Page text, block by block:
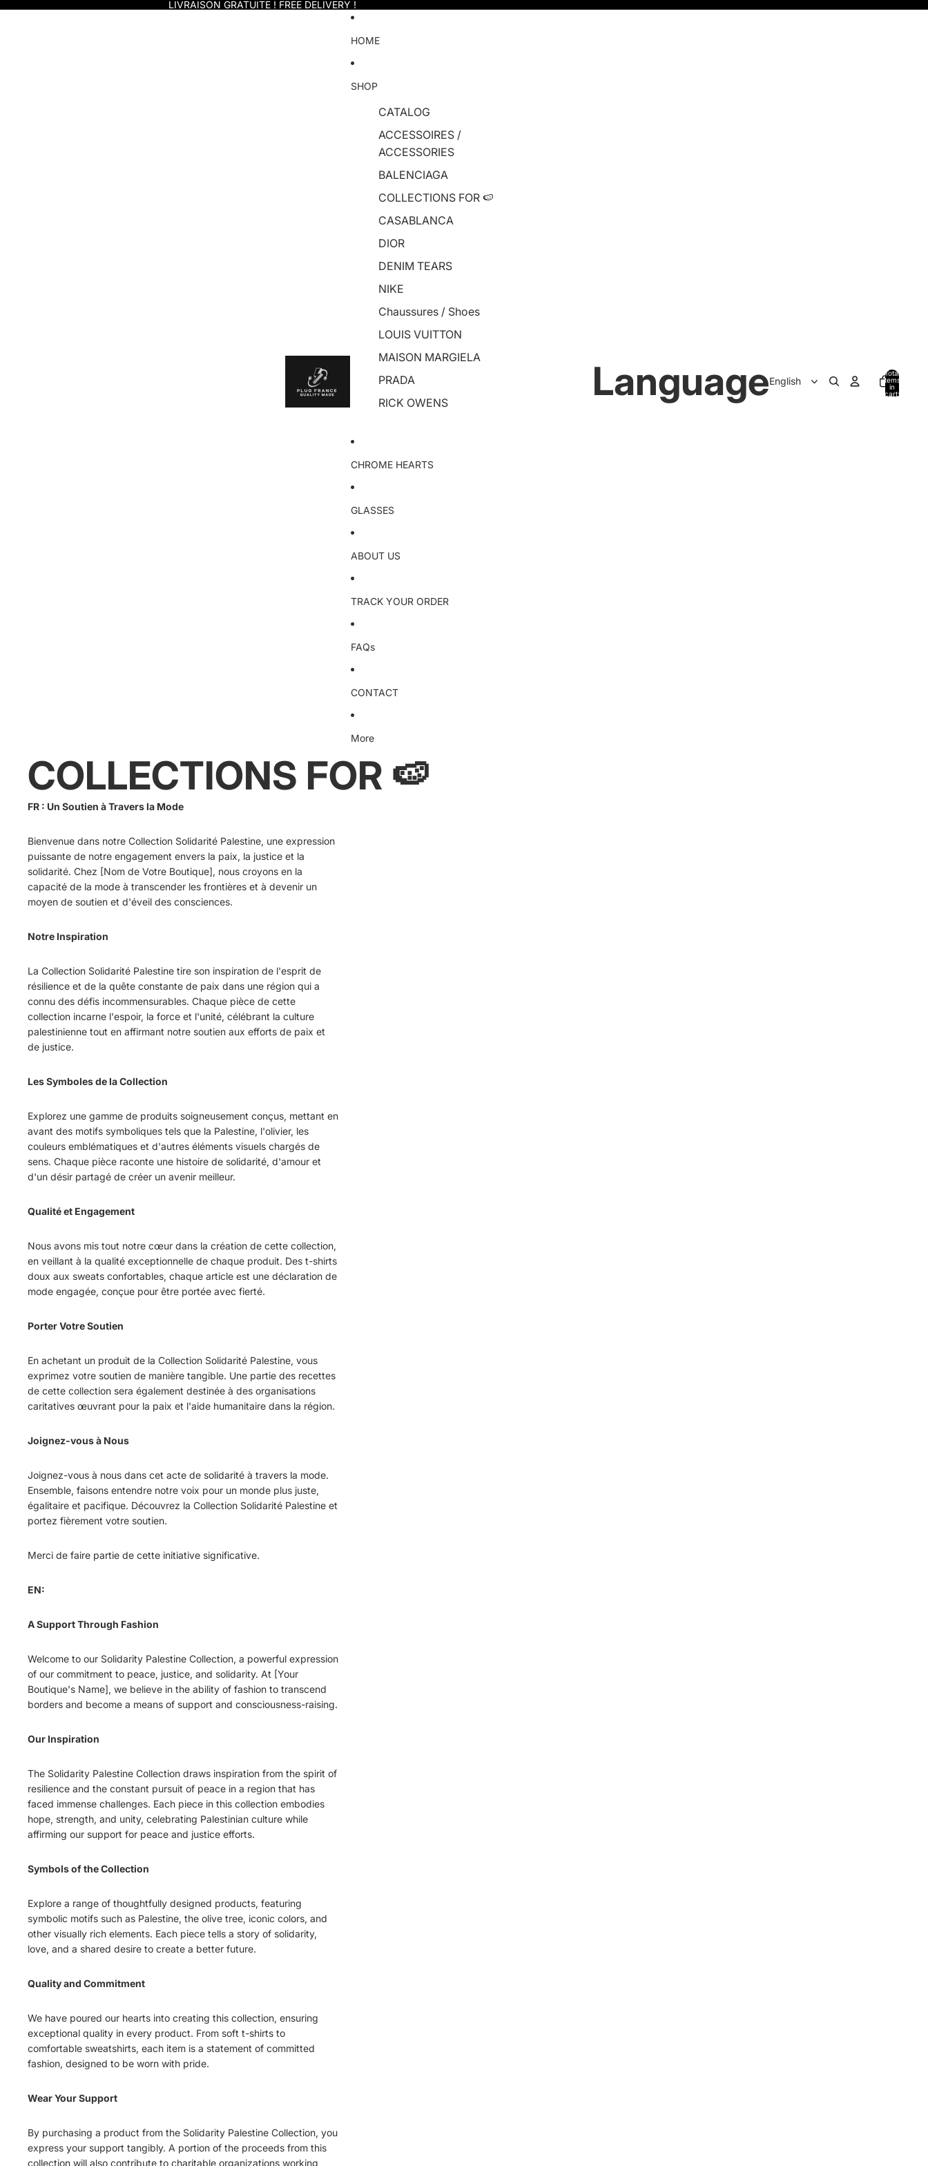
LIVRAISON GRATUITE ! FREE DELIVERY !
HOME
SHOP
CATALOG
ACCESSOIRES /
ACCESSORIES
BALENCIAGA
COLLECTIONS FOR 🍉
CASABLANCA
DIOR
DENIM TEARS
NIKE
Chaussures / Shoes
LOUIS VUITTON
MAISON MARGIELA
PRADA
RICK OWENS
CHROME HEARTS
GLASSES
ABOUT US
TRACK YOUR ORDER
FAQs
CONTACT
More
Language
Total
items
in
cart:
COLLECTIONS FOR 🍉
FR : Un Soutien à Travers la Mode
Bienvenue dans notre Collection Solidarité Palestine, une expression
puissante de notre engagement envers la paix, la justice et la
solidarité. Chez [Nom de Votre Boutique], nous croyons en la
capacité de la mode à transcender les frontières et à devenir un
moyen de soutien et d'éveil des consciences.
Notre Inspiration
La Collection Solidarité Palestine tire son inspiration de l'esprit de
résilience et de la quête constante de paix dans une région qui a
connu des défis incommensurables. Chaque pièce de cette
collection incarne l'espoir, la force et l'unité, célébrant la culture
palestinienne tout en affirmant notre soutien aux efforts de paix et
de justice.
Les Symboles de la Collection
Explorez une gamme de produits soigneusement conçus, mettant en
avant des motifs symboliques tels que la Palestine, l'olivier, les
couleurs emblématiques et d'autres éléments visuels chargés de
sens. Chaque pièce raconte une histoire de solidarité, d'amour et
d'un désir partagé de créer un avenir meilleur.
Qualité et Engagement
Nous avons mis tout notre cœur dans la création de cette collection,
en veillant à la qualité exceptionnelle de chaque produit. Des t-shirts
doux aux sweats confortables, chaque article est une déclaration de
mode engagée, conçue pour être portée avec fierté.
Porter Votre Soutien
En achetant un produit de la Collection Solidarité Palestine, vous
exprimez votre soutien de manière tangible. Une partie des recettes
de cette collection sera également destinée à des organisations
caritatives œuvrant pour la paix et l'aide humanitaire dans la région.
Joignez-vous à Nous
Joignez-vous à nous dans cet acte de solidarité à travers la mode.
Ensemble, faisons entendre notre voix pour un monde plus juste,
égalitaire et pacifique. Découvrez la Collection Solidarité Palestine et
portez fièrement votre soutien.
Merci de faire partie de cette initiative significative.
EN:
A Support Through Fashion
Welcome to our Solidarity Palestine Collection, a powerful expression
of our commitment to peace, justice, and solidarity. At [Your
Boutique's Name], we believe in the ability of fashion to transcend
borders and become a means of support and consciousness-raising.
Our Inspiration
The Solidarity Palestine Collection draws inspiration from the spirit of
resilience and the constant pursuit of peace in a region that has
faced immense challenges. Each piece in this collection embodies
hope, strength, and unity, celebrating Palestinian culture while
affirming our support for peace and justice efforts.
Symbols of the Collection
Explore a range of thoughtfully designed products, featuring
symbolic motifs such as Palestine, the olive tree, iconic colors, and
other visually rich elements. Each piece tells a story of solidarity,
love, and a shared desire to create a better future.
Quality and Commitment
We have poured our hearts into creating this collection, ensuring
exceptional quality in every product. From soft t-shirts to
comfortable sweatshirts, each item is a statement of committed
fashion, designed to be worn with pride.
Wear Your Support
By purchasing a product from the Solidarity Palestine Collection, you
express your support tangibly. A portion of the proceeds from this
collection will also contribute to charitable organizations working